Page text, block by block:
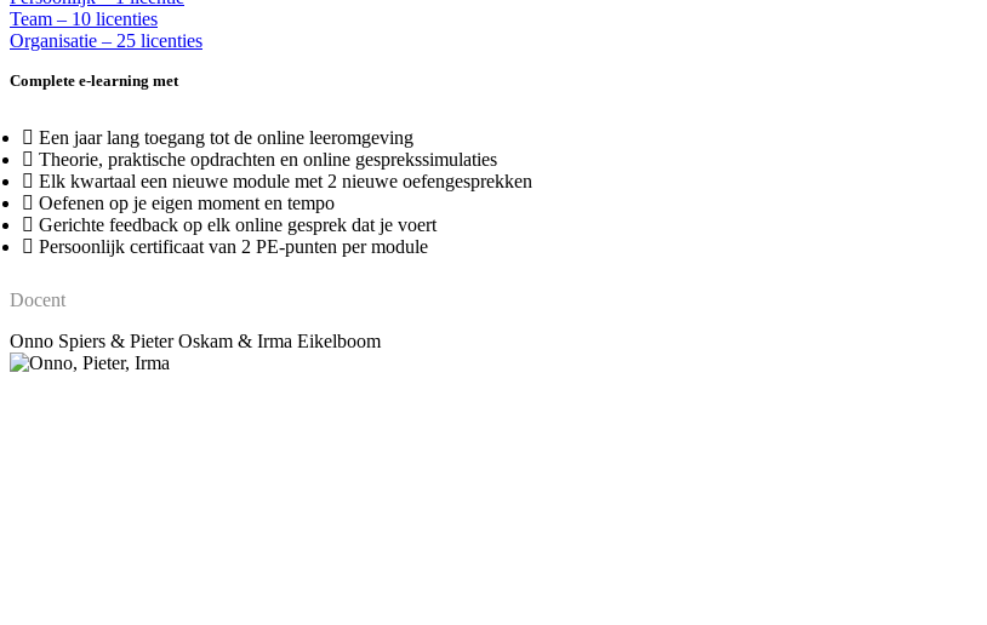
Team – 10 licenties
Organisatie – 25 licenties
Complete e-learning met
Een jaar lang toegang tot de online leeromgeving
Theorie, praktische opdrachten en online gesprekssimulaties
Elk kwartaal een nieuwe module met 2 nieuwe oefengesprekken
Oefenen op je eigen moment en tempo
Gerichte feedback op elk online gesprek dat je voert
Persoonlijk certificaat van 2 PE-punten per module
Docent
Onno Spiers & Pieter Oskam & Irma Eikelboom